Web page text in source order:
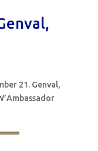
21. Genval,